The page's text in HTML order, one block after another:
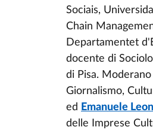
Sociais,
Chain
Departamentet
docente di
di Pisa. Moderano
Giornalismo,
ed
Emanuele
delle Imprese